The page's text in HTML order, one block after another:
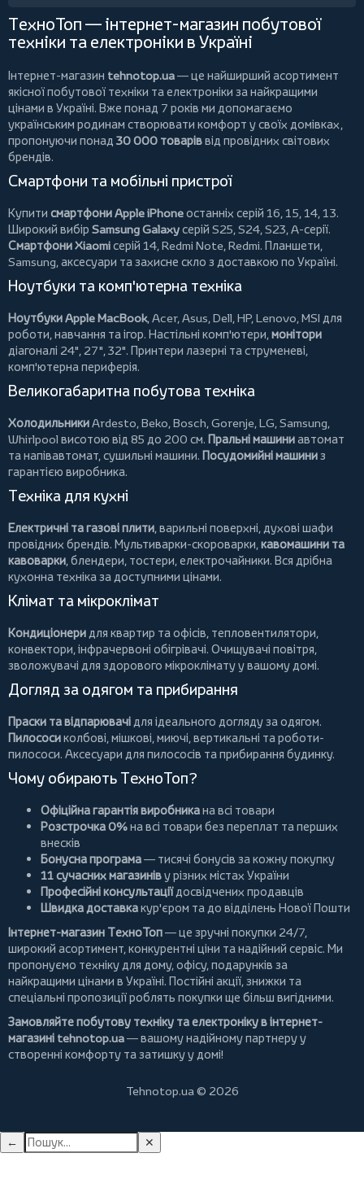
ТехноТоп — інтернет-магазин побутової
техніки та електроніки в Україні
Інтернет-магазин tehnotop.ua— це найширший асортимент
якісної побутової техніки та електроніки за найкращими
цінами в Україні. Вже понад 7 років ми допомагаємо
українським родинам створювати комфорт у своїх домівках,
пропонуючи понад 30 000 товаріввід провідних світових
брендів.
Смартфони та мобільні пристрої
Купити смартфони Apple iPhoneостанніх серій 16, 15, 14, 13.
Широкий вибір Samsung Galaxyсерій S25, S24, S23, A-серії.
Смартфони Xiaomiсерій 14, Redmi Note, Redmi. Планшети,
Samsung, аксесуари тазахисне скло з доставкою по Україні.
Ноутбуки та комп'ютерна техніка
Ноутбуки Apple MacBook, Acer, Asus, Dell, HP, Lenovo, MSI для
роботи, навчання та ігор. Настільні комп'ютери, монітори
діагоналі 24", 27", 32". Принтери лазерні та струменеві,
комп'ютерна периферія.
Великогабаритна побутова техніка
ХолодильникиArdesto, Beko, Bosch, Gorenje, LG, Samsung,
Whirlpool висотою від 85 до 200 см. Пральні машиниавтомат
та напівавтомат, сушильні машини. Посудомийні машиниз
гарантією виробника.
Техніка для кухні
Електричні та газові плити, варильні поверхні, духові шафи
провідних брендів. Мультиварки-скороварки, кавомашини та
кавоварки, блендери, тостери, електрочайники. Вся дрібна
кухонна техніка за доступними цінами.
Клімат та мікроклімат
Кондиціонери для квартир та офісів, тепловентилятори,
конвектори, інфрачервоні обігрівачі. Очищувачі повітря,
зволожувачі для здорового мікроклімату у вашому домі.
Догляд за одягом та прибирання
Праски та відпарювачі для ідеального догляду за одягом.
Пилососиколбові, мішкові, миючі, вертикальні тароботи-
пилососи. Аксесуари для пилососів та прибирання будинку.
Чому обирають ТехноТоп?
Офіційна гарантія виробникана всі товари
Розстрочка 0%на всі товари без переплат та перших
внесків
Бонусна програма— тисячі бонусів за кожну покупку
11 сучасних магазиніву різних містах України
Професійні консультаціїдосвідчених продавців
Швидка доставкакур'єром та до відділень Нової Пошти
Інтернет-магазин ТехноТоп— це зручні покупки 24/7,
широкий асортимент, конкурентні ціни та надійний сервіс. Ми
пропонуємо техніку для дому, офісу, подарунків за
найкращими цінами в Україні. Постійні акції, знижки та
спеціальні пропозиції роблять покупки ще більш вигідними.
Замовляйте побутову техніку та електроніку в інтернет-
магазині tehnotop.ua— вашому надійному партнеру у
створенні комфорту та затишку у домі!
Tehnotop.ua © 2026
← ✕